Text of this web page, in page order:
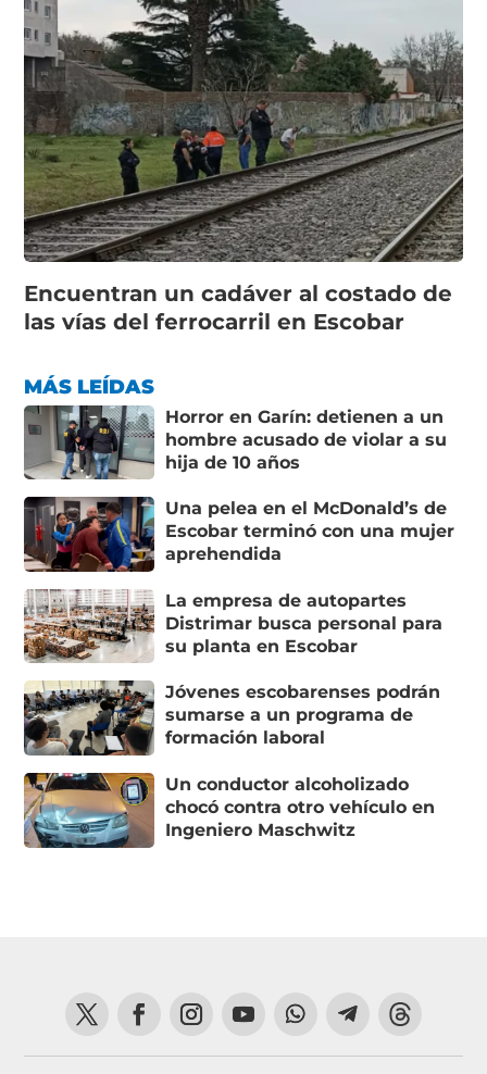
Encuentran un cadáver al costado de
las vías del ferrocarril en Escobar
MÁS LEÍDAS
Horror en Garín: detienen a un
hombre acusado de violar a su
hija de 10 años
Una pelea en el McDonald’s de
Escobar terminó con una mujer
aprehendida
La empresa de autopartes
Distrimar busca personal para
su planta en Escobar
Jóvenes escobarenses podrán
sumarse a un programa de
formación laboral
Un conductor alcoholizado
chocó contra otro vehículo en
Ingeniero Maschwitz